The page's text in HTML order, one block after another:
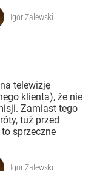
Igor Zalewski
telewizję
klienta), że nie
Zamiast tego
tuż przed
sprzeczne
Igor Zalewski